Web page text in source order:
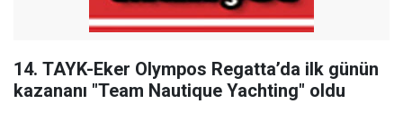
14. TAYK-Eker Olympos Regatta’da ilk günün
kazananı "Team Nautique Yachting" oldu